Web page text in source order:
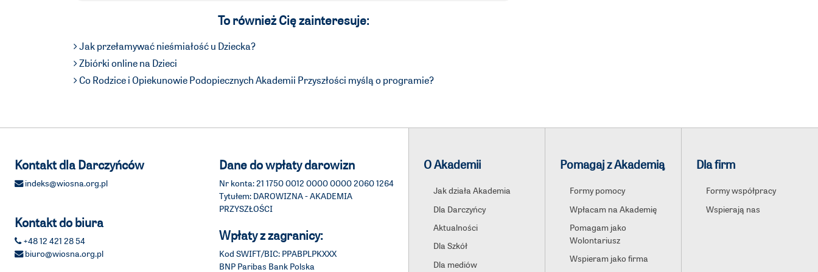
To również Cię zainteresuje:
Jak przełamywać nieśmiałość u Dziecka?
Zbiórki online na Dzieci
Co Rodzice i Opiekunowie Podopiecznych Akademii Przyszłości myślą o programie?
Kontakt dla Darczyńców
indeks@wiosna.org.pl
Kontakt do biura
+48 12 421 28 54
biuro@wiosna.org.pl
Dane do wpłaty darowizn
Nr konta: 21 1750 0012 0000 0000 2060 1264
Tytułem: DAROWIZNA - AKADEMIA
PRZYSZŁOŚCI
Wpłaty z zagranicy:
Kod SWIFT/BIC: PPABPLPKXXX
BNP Paribas Bank Polska
O Akademii
Jak działa Akademia
Dla Darczyńcy
Aktualności
Dla Szkół
Dla mediów
Pomagaj z Akademią
Formy pomocy
Wpłacam na Akademię
Pomagam jako
Wolontariusz
Wspieram jako firma
Dla firm
Formy współpracy
Wspierają nas